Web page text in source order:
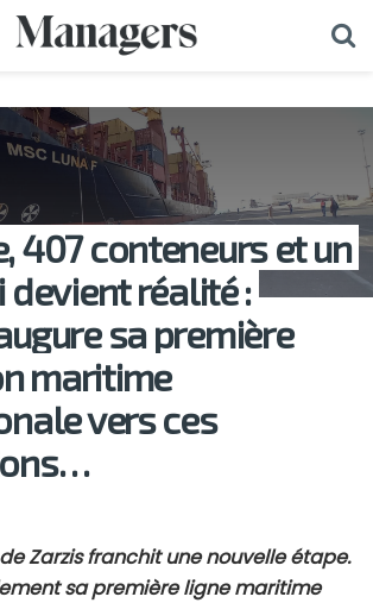
407 conteneurs et un
devient réalité :
sa première
maritime
vers ces
Zarzis franchit une nouvelle étape.
sa première ligne maritime